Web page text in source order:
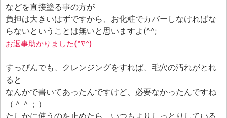
などを直接塗る事の方が
負担は大きいはずですから、お化粧でカバーしなければな
らないということは無いと思いますよ(^^;
お返事助かりました(^∇^)
すっぴんでも、クレンジングをすれば、毛穴の汚れがとれ
ると
なんかで書いてあったんですけど、必要なかったんですね
（＾＾；）
たしかに使うのを止めたら、いつもよりしっとりしている